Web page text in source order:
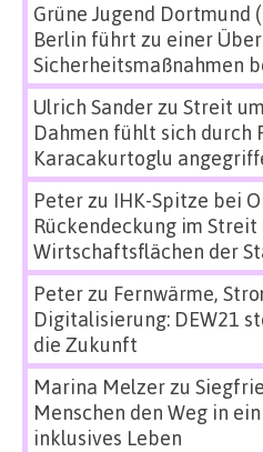
Grüne Jugend Dortmund
Berlin führt zu einer
Sicherheitsmaßnahmen
Ulrich Sanderzu Streit
Dahmen fühlt sich durch
Karacakurtoglu
Peterzu IHK-Spitze bei
Rückendeckung im Streit
Wirtschaftsflächen der
Peterzu Fernwärme,
Digitalisierung: DEW21
die Zukunft
Marina Melzerzu
Menschen den Weg in
inklusives Leben